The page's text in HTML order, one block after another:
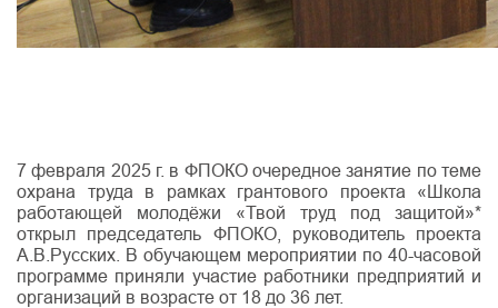
7 февраля 2025 г. в ФПОКО очередное занятие по теме
охрана труда в рамках грантового проекта «Школа
работающей молодёжи «Твой труд под защитой»*
открыл председатель ФПОКО, руководитель проекта
А.В.Русских. В обучающем мероприятии по 40-часовой
программе приняли участие работники предприятий и
организаций в возрасте от 18 до 36 лет.